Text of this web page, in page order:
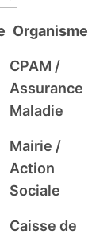
Organisme
CPAM /
Assurance
Maladie
Mairie /
Action
Sociale
Caisse de